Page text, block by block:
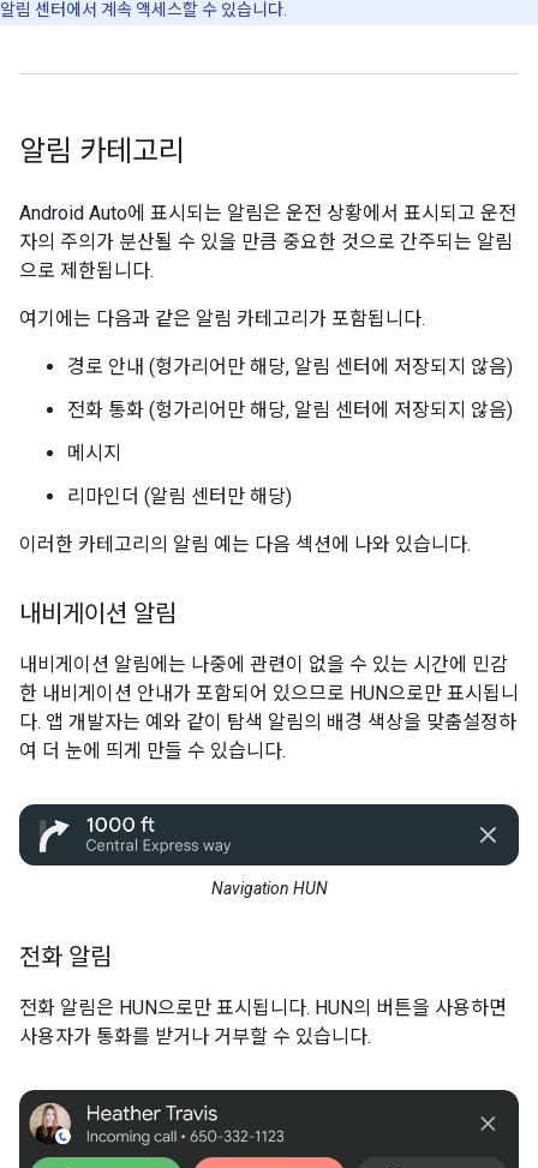
알림 센터에서 계속 액세스할 수 있습니다.
알림 카테고리
Android Auto에 표시되는 알림은 운전 상황에서 표시되고 운전
자의 주의가 분산될 수 있을 만큼 중요한 것으로 간주되는 알림
으로 제한됩니다.
여기에는 다음과 같은 알림 카테고리가 포함됩니다.
경로 안내 (헝가리어만 해당, 알림 센터에 저장되지 않음)
전화 통화 (헝가리어만 해당, 알림 센터에 저장되지 않음)
메시지
리마인더 (알림 센터만 해당)
이러한 카테고리의 알림 예는 다음 섹션에 나와 있습니다.
내비게이션 알림
내비게이션 알림에는 나중에 관련이 없을 수 있는 시간에 민감
한 내비게이션 안내가 포함되어 있으므로 HUN으로만 표시됩니
다. 앱 개발자는 예와 같이 탐색 알림의 배경 색상을 맞춤설정하
여 더 눈에 띄게 만들 수 있습니다.
Navigation HUN
전화 알림
전화 알림은 HUN으로만 표시됩니다. HUN의 버튼을 사용하면
사용자가 통화를 받거나 거부할 수 있습니다.